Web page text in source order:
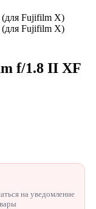
f/1.8 II XF
на уведомление